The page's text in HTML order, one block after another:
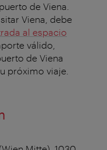
de Viena.
Viena, debe
al espacio
válido,
de Viena
próximo viaje.